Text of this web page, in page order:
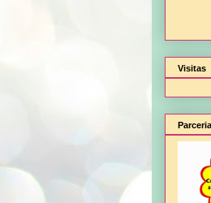
Visitas